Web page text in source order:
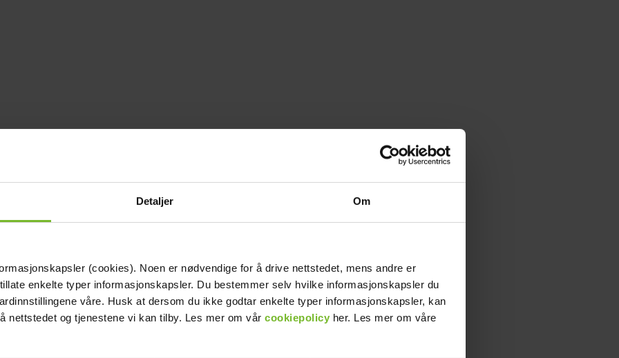
Detaljer Om
(cookies). Noen er nødvendige for å drive nettstedet, mens andre er
enkelte typer informasjonskapsler. Du bestemmer selv hvilke informasjonskapsler du
våre. Husk at dersom du ikke godtar enkelte typer informasjonskapsler, kan
nettstedet og tjenestene vi kan tilby. Les mer om vår cookiepolicy her. Les mer om våre